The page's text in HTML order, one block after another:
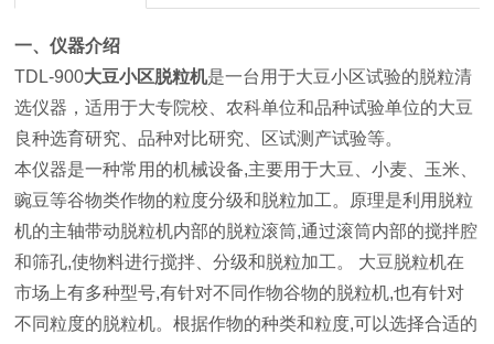
一、仪器介绍
TDL-900大豆小区脱粒机是一台用于大豆小区试验的脱粒清
选仪器，适用于大专院校、农科单位和品种试验单位的大豆
良种选育研究、品种对比研究、区试测产试验等。
本仪器是一种常用的机械设备,主要用于大豆、小麦、玉米、
豌豆等谷物类作物的粒度分级和脱粒加工。原理是利用脱粒
机的主轴带动脱粒机内部的脱粒滚筒,通过滚筒内部的搅拌腔
和筛孔,使物料进行搅拌、分级和脱粒加工。 大豆脱粒机在
市场上有多种型号,有针对不同作物谷物的脱粒机,也有针对
不同粒度的脱粒机。根据作物的种类和粒度,可以选择合适的